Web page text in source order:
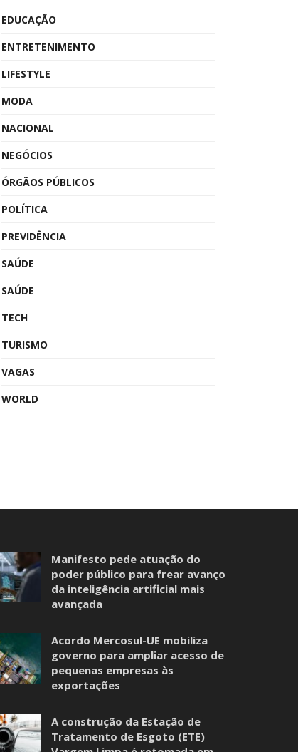
EDUCAÇÃO
ENTRETENIMENTO
LIFESTYLE
MODA
NACIONAL
NEGÓCIOS
ÓRGÃOS PÚBLICOS
POLÍTICA
PREVIDÊNCIA
SAÚDE
SAÚDE
TECH
TURISMO
VAGAS
WORLD
Manifesto pede atuação do
poder público para frear avanço
da inteligência artificial mais
avançada
Acordo Mercosul-UE mobiliza
governo para ampliar acesso de
pequenas empresas às
exportações
A construção da Estação de
Tratamento de Esgoto (ETE)